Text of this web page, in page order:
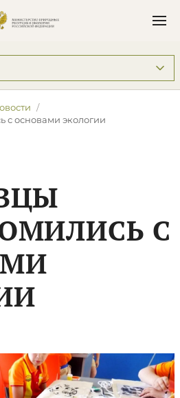
с основами экологии
С